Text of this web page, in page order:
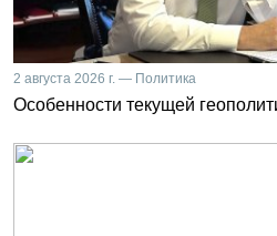
2 августа 2026 г. — Политика
Особенности текущей